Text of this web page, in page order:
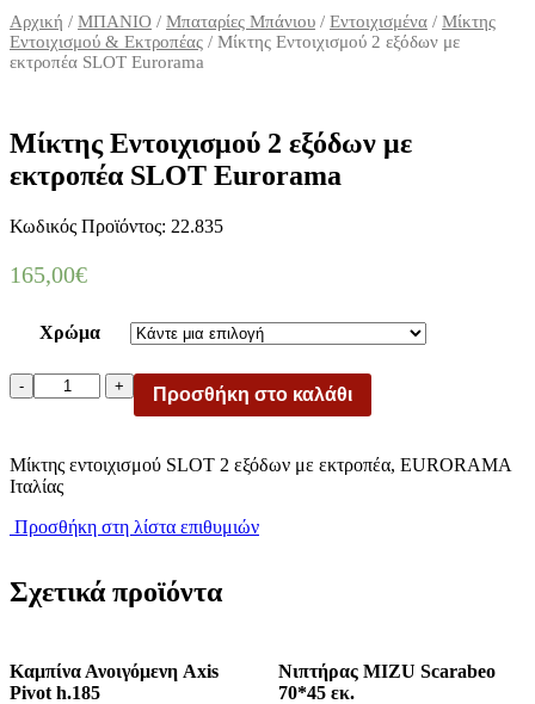
Αρχική / ΜΠΑΝΙΟ / Μπαταρίες Μπάνιου / Εντοιχισμένα / Μίκτης
Εντοιχισμού & Εκτροπέας / Μίκτης Εντοιχισμού 2 εξόδων με
εκτροπέα SLOT Eurorama
Μίκτης Εντοιχισμού 2 εξόδων με
εκτροπέα SLOT Eurorama
Κωδικός Προϊόντος: 22.835
165,00€
Χρώμα
-
Μίκτης
Εντοιχισμού
με
εκτροπέα
Eurorama
+ Προσθήκη στο καλάθι
Μίκτης εντοιχισμού SLOT 2 εξόδων με εκτροπέα, EURORAMA
Ιταλίας
Προσθήκη στη λίστα επιθυμιών
Σχετικά προϊόντα
Καμπίνα Ανοιγόμενη Axis
Pivot h.185
Νιπτήρας MIZU Scarabeo
70*45 εκ.